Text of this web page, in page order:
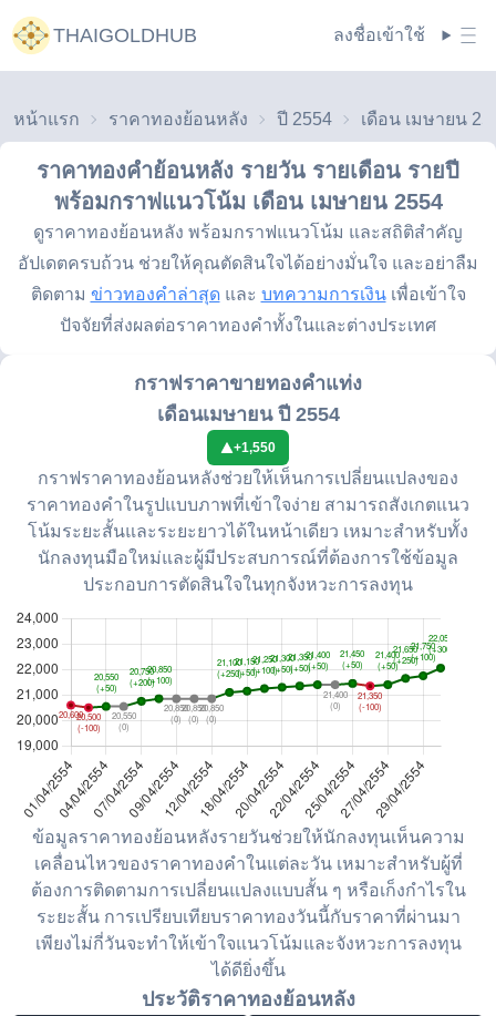
THAIGOLDHUB ลงชื่อเข้าใช้
หน้าแรก ราคาทองย้อนหลัง ปี 2554 เดือน เมษายน
ราคาทองคำย้อนหลัง รายวัน รายเดือน รายปี
พร้อมกราฟแนวโน้ม เดือน เมษายน 2554
ดูราคาทองย้อนหลัง พร้อมกราฟแนวโน้ม และสถิติสำคัญ
อัปเดตครบถ้วน ช่วยให้คุณตัดสินใจได้อย่างมั่นใจ และอย่าลืม
ติดตาม ข่าวทองคำล่าสุด และ บทความการเงิน เพื่อเข้าใจ
ปัจจัยที่ส่งผลต่อราคาทองคำทั้งในและต่างประเทศ
กราฟราคาขายทองคำแท่ง
เดือนเมษายน ปี 2554
+1,550
กราฟราคาทองย้อนหลังช่วยให้เห็นการเปลี่ยนแปลงของ
ราคาทองคำในรูปแบบภาพที่เข้าใจง่าย สามารถสังเกตแนว
โน้มระยะสั้นและระยะยาวได้ในหน้าเดียว เหมาะสำหรับทั้ง
นักลงทุนมือใหม่และผู้มีประสบการณ์ที่ต้องการใช้ข้อมูล
ประกอบการตัดสินใจในทุกจังหวะการลงทุน
ข้อมูลราคาทองย้อนหลังรายวันช่วยให้นักลงทุนเห็นความ
เคลื่อนไหวของราคาทองคำในแต่ละวัน เหมาะสำหรับผู้ที่
ต้องการติดตามการเปลี่ยนแปลงแบบสั้น ๆ หรือเก็งกำไรใน
ระยะสั้น การเปรียบเทียบราคาทองวันนี้กับราคาที่ผ่านมา
เพียงไม่กี่วันจะทำให้เข้าใจแนวโน้มและจังหวะการลงทุน
ได้ดียิ่งขึ้น
ประวัติราคาทองย้อนหลัง